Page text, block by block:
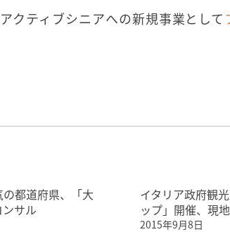
クティブシニアへの新規事業として
都道府県、「大
サル
イタリア政府観
ップ」開催、現
2015年9月8日